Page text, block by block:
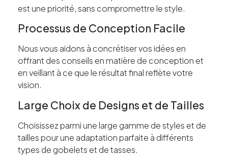
est une priorité, sans compromettre le style.
Processus de Conception Facile
Nous vous aidons à concrétiser vos idées en
offrant des conseils en matière de conception et
en veillant à ce que le résultat final reflète votre
vision.
Large Choix de Designs et de Tailles
Choisissez parmi une large gamme de styles et de
tailles pour une adaptation parfaite à différents
types de gobelets et de tasses.